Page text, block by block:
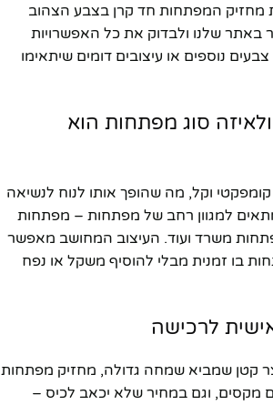
מחזיק המפתחות חד קרן בצבע הצהוב
באתר שלנו ולבדוק את כל האפשרויות
נוספים או עיצובים דומים שיתאימו
סוג מפתחות הוא
וקל, מה שהופך אותו לנוח לנשיאה
מתאים למגוון רחב של מפתחות – מפתחות
משרד ועוד. העיצוב המחושב מאפשר
בו זמנית מבלי להוסיף משקל או נפח
לרכישה
קטן שמביא שמחה גדולה, מחזיק מפתחות
מקסים, וגם במחיר שלא יכאב לכיס –